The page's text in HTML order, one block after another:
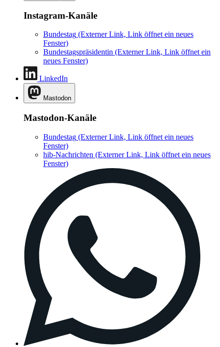
Instagram-Kanäle
Bundestag (Externer Link, Link öffnet ein neues
Fenster)
Bundestagspräsidentin (Externer Link, Link öffnet ein
neues Fenster)
LinkedIn
Mastodon
Mastodon-Kanäle
Bundestag (Externer Link, Link öffnet ein neues
Fenster)
hib-Nachrichten (Externer Link, Link öffnet ein neues
Fenster)